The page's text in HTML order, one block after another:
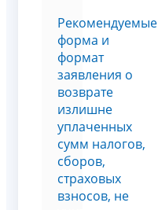
Рекомендуемые
форма и
формат
заявления о
возврате
излишне
уплаченных
сумм налогов,
сборов,
страховых
взносов, не